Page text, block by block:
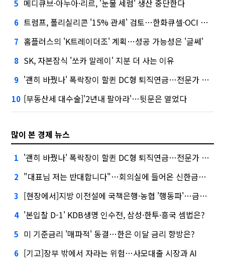
5 메디큐브·아누아·리르, '눈물 세럼' 생산 중단한다
6 트럼프, 폴리실리콘 '15% 관세' 검토…한화큐셀·OCI 영향은?
7 홈플러스의 'K트레이더조' 계획…성공 가능성은 '글쎄'
8 SK, 자본잠식 '쏘카 말레이' 지분 더 사는 이유
9 '괜히 바꿨나' 폭락장이 할퀸 DC형 퇴직연금…전문가 조언은
10 [부동산세 대수술]'2년내 팔아라'…뒷문은 열었다
많이 본 경제 뉴스
1 '괜히 바꿨나' 폭락장이 할퀸 DC형 퇴직연금…전문가 조언은
2 "대표님 저는 반대합니다"…회의실에 들어온 신한금융 AI
3 [현장에서]지방 이전설에 국책은행·농협 '행동파'…금감원 '신중모드'
4 '본입찰 D-1' KDB생명 인수전, 삼성·한투·흥국 셈법은?
5 미 기준금리 '매파적' 동결…한은 이달 금리 향방은?
6 [기고]장부 밖에서 자라는 위험…사모대출 시장과 AI